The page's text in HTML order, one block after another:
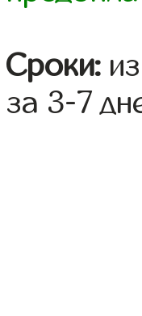
Сроки:
за 3-7